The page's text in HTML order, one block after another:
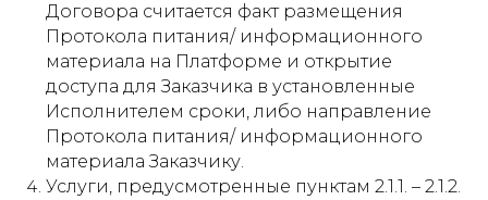
Договора считается факт размещения
Протокола питания/ информационного
материала на Платформе и открытие
доступа для Заказчика в установленные
Исполнителем сроки, либо направление
Протокола питания/ информационного
материала Заказчику.
Услуги, предусмотренные пунктам 2.1.1. – 2.1.2.